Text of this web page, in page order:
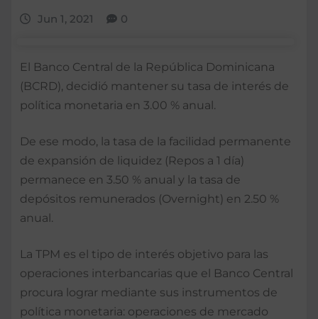
Jun 1, 2021 0
El Banco Central de la República Dominicana
(BCRD), decidió mantener su tasa de interés de
política monetaria en 3.00 % anual.
De ese modo, la tasa de la facilidad permanente
de expansión de liquidez (Repos a 1 día)
permanece en 3.50 % anual y la tasa de
depósitos remunerados (Overnight) en 2.50 %
anual.
La TPM es el tipo de interés objetivo para las
operaciones interbancarias que el Banco Central
procura lograr mediante sus instrumentos de
política monetaria: operaciones de mercado